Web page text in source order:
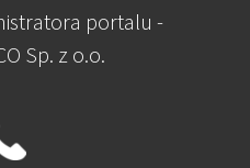
portalu -
Sp. z o.o.